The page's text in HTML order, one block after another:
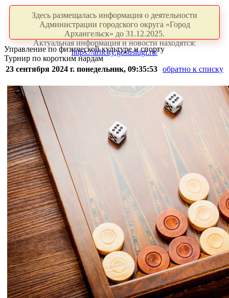
Здесь размещалась информация о деятельности
Администрации городского округа «Город
Архангельск» до 31.12.2025.
Актуальная информация и новости находятся:
https://arhcity.gosuslugi.ru/
Управление по физической культуре и спорту
Турнир по коротким нардам
23 сентября 2024 г. понедельник, 09:35:53 обратно к списку